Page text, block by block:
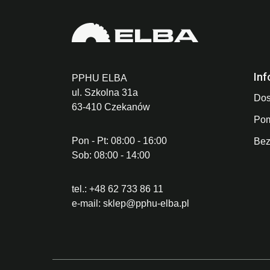
PPHU ELBA
ul. Szkolna 31a
63-410 Czekanów
Pon - Pt: 08:00 - 16:00
Sob: 08:00 - 14:00
tel.: +48 62 733 86 11
e-mail: sklep@pphu-elba.pl